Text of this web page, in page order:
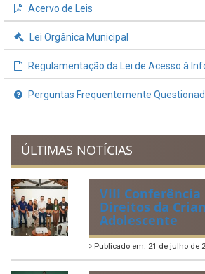
Acervo de Leis
Lei Orgânica Municipal
Regulamentação da Lei de Acesso à
Perguntas Frequentemente
ÚLTIMAS NOTÍCIAS
VIII
Direitos da
Adolescente
Publicado em: 21 de julho de